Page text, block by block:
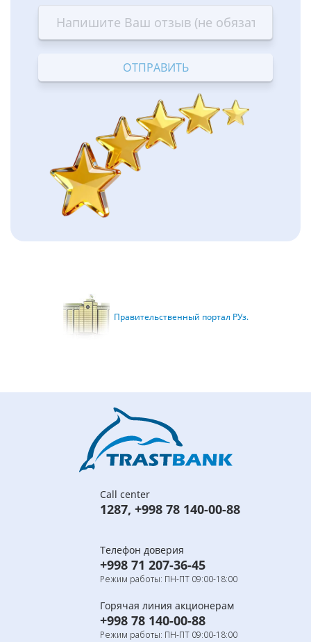
star
Terrible
stars
—
Bad
stars
—
OK
stars
—
Good
stars
—
Excellent
Правительственный портал РУз.
Call center
1287, +998 78 140-00-88
Телефон доверия
+998 71 207-36-45
Режим работы: ПН-ПТ 09:00-18:00
Горячая линия акционерам
+998 78 140-00-88
Режим работы: ПН-ПТ 09:00-18:00